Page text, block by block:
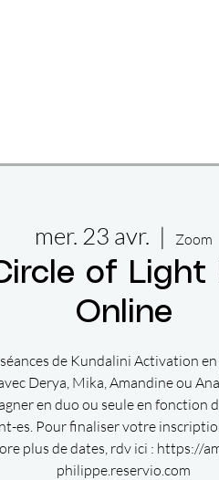
mer. 23 avr.
  |
Zoom
of Light
Online
de Kundalini Activation
Derya, Mika, Amandine ou
en duo ou seule en fonction
es. Pour finaliser votre
plus de dates, rdv ici : https://
philippe.reservio.com